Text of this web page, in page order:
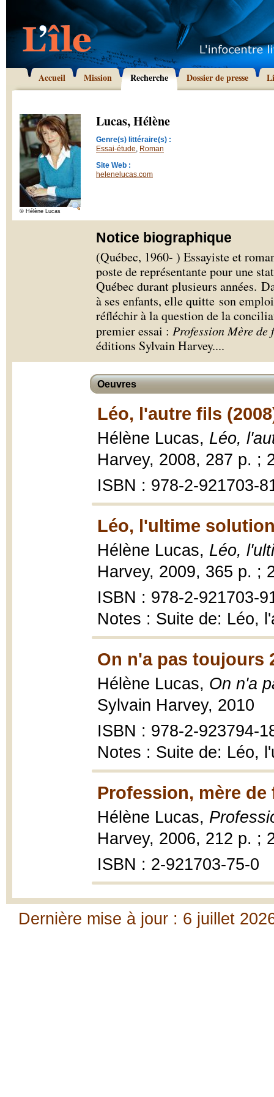
Accueil Mission Recherche Dossier de presse
© Hélène Lucas
Lucas, Hélène
Genre(s) littéraire(s) :
Essai-étude, Roman
Site Web :
helenelucas.com
Notice biographique
(Québec, 1960- ) Essayiste et
poste de représentante pour une
Québec durant plusieurs années.
à ses enfants, elle quitte son
réfléchir à la question de la
premier essai : Profession Mère de
éditions Sylvain Harvey....
Oeuvres
Léo, l'autre fils
Hélène Lucas, Léo,
Harvey, 2008, 287 p. ;
ISBN : 978-2-921703-
Léo, l'ultime
Hélène Lucas, Léo,
Harvey, 2009, 365 p. ;
ISBN : 978-2-921703-
Notes : Suite de: Léo,
On n'a pas toujours
Hélène Lucas, On n'a
Sylvain Harvey, 2010
ISBN : 978-2-923794-
Notes : Suite de: Léo,
Profession, mère de
Hélène Lucas,
Harvey, 2006, 212 p. ;
ISBN : 2-921703-75-0
Dernière mise à jour : 6 juillet